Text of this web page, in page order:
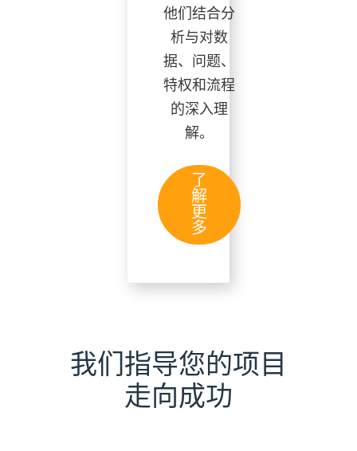
他们结合分
析与对数
据、问题、
特权和流程
的深入理
解。
了
解
更
多
我们指导您的项目
走向成功